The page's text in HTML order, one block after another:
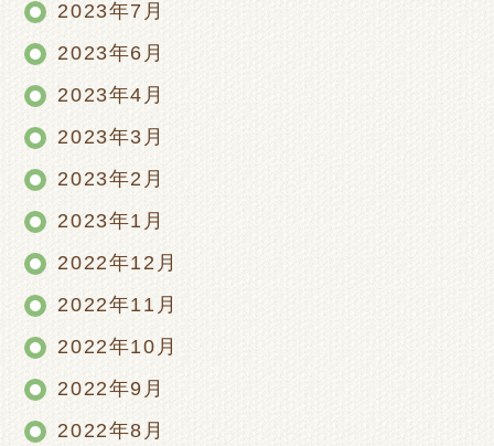
2023年7月
2023年6月
2023年4月
2023年3月
2023年2月
2023年1月
2022年12月
2022年11月
2022年10月
2022年9月
2022年8月